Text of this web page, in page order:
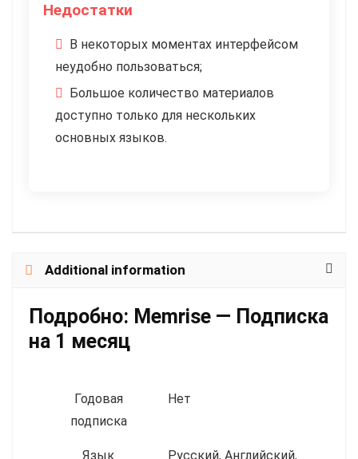
Недостатки
В некоторых моментах интерфейсом
неудобно пользоваться;
Большое количество материалов
доступно только для нескольких
основных языков.
Additional information
Подробно: Memrise — Подписка
на 1 месяц
Годовая
подписка
Нет
Язык Русский, Английский,